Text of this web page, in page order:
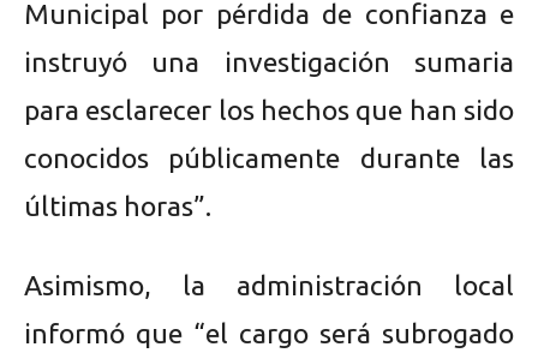
Municipal por pérdida de confianza e
instruyó una investigación sumaria
para esclarecer los hechos que han sido
conocidos públicamente durante las
últimas horas”.
Asimismo, la administración local
informó que “el cargo será subrogado